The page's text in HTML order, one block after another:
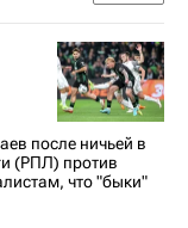
после ничьей в
(РПЛ) против
что "быки"